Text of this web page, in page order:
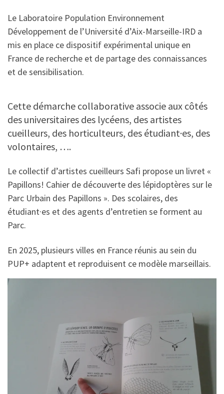
Le Laboratoire Population Environnement
Développement de l’Université d’Aix-Marseille-IRD a
mis en place ce dispositif expérimental unique en
France de recherche et de partage des connaissances
et de sensibilisation.
Cette démarche collaborative associe aux côtés
des universitaires des lycéens, des artistes
cueilleurs, des horticulteurs, des étudiant·es, des
volontaires, ….
Le collectif d’artistes cueilleurs Safi propose un livret «
Papillons! Cahier de découverte des lépidoptères sur le
Parc Urbain des Papillons ». Des scolaires, des
étudiant·es et des agents d’entretien se forment au
Parc.
En 2025, plusieurs villes en France réunis au sein du
PUP+ adaptent et reproduisent ce modèle marseillais.